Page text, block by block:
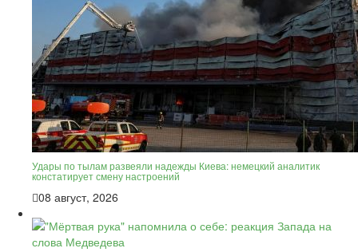
Удары по тылам развеяли надежды Киева: немецкий аналитик
констатирует смену настроений
08 август, 2026